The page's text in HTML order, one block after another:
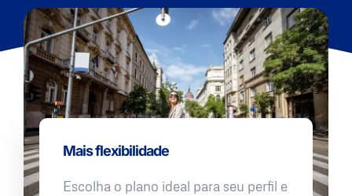
Mais flexibilidade
Escolha o plano ideal para seu perfil e